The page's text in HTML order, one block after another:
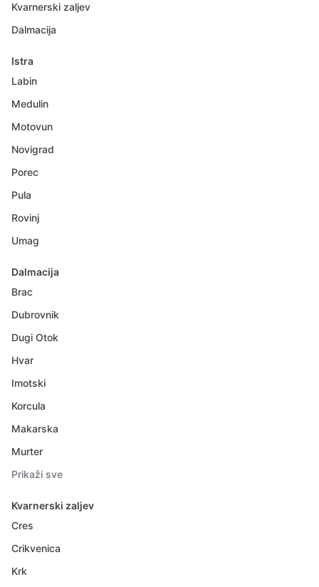
Kvarnerski zaljev
Dalmacija
Istra
Labin
Medulin
Motovun
Novigrad
Porec
Pula
Rovinj
Umag
Dalmacija
Brac
Dubrovnik
Dugi Otok
Hvar
Imotski
Korcula
Makarska
Murter
Prikaži sve
Kvarnerski zaljev
Cres
Crikvenica
Krk